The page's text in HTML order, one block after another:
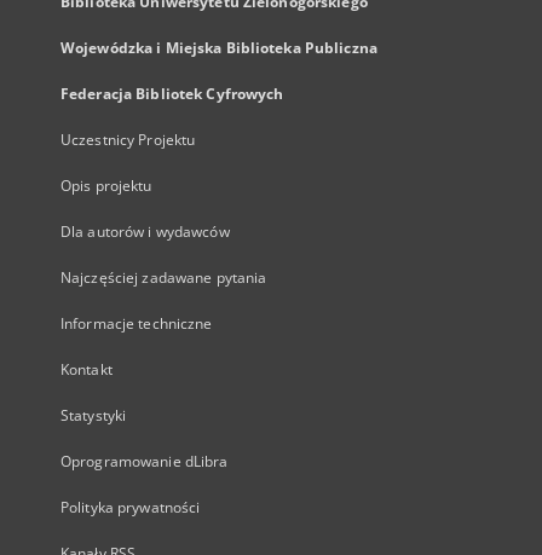
Wojewódzka i Miejska Biblioteka Publiczna
Federacja Bibliotek Cyfrowych
Uczestnicy Projektu
Opis projektu
Dla autorów i wydawców
Najczęściej zadawane pytania
Informacje techniczne
Kontakt
Statystyki
Oprogramowanie dLibra
Polityka prywatności